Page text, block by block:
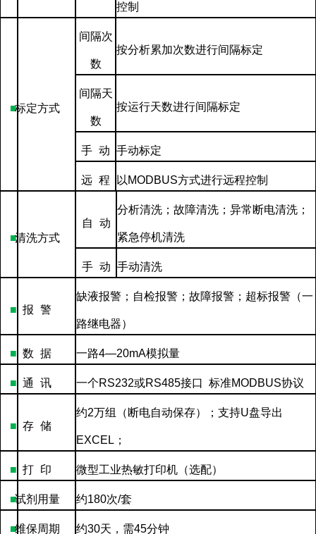
控制
■标定方式
间隔次
数
按分析累加次数进行间隔标定
间隔天
数
按运行天数进行间隔标定
手 动 手动标定
远 程 以 MODBUS方式进行远程控制
■清洗方式
自 动
分析清洗；故障清洗；异常断电清洗；
紧急停机清洗
手 动 手动清洗
■ 报 警
缺液报警；自检报警；故障报警；超标报警（一
路继电器）
■ 数 据 一路4—20mA模拟量
■ 通 讯 一个RS232或RS485接口 标准MODBUS协议
■ 存 储
约2万组（断电自动保存）；支持U盘导出
EXCEL ；
■ 打 印 微型工业热敏打印机（选配）
■试剂用量 约180次/套
■维保周期 约30天，需45分钟